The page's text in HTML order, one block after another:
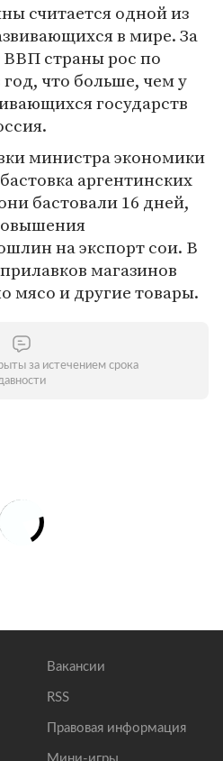
считается одной из
в мире. За
ВВП страны рос по
что больше, чем у
государств
министра экономики
аргентинских
бастовали 16 дней,
на экспорт сои. В
магазинов
мясо и другие товары.
за истечением срока
Вакансии
RSS
Правовая информация